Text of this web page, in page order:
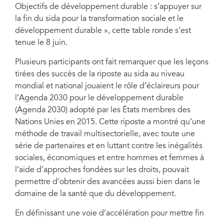
Objectifs de développement durable : s’appuyer sur
la fin du sida pour la transformation sociale et le
développement durable », cette table ronde s’est
tenue le 8 juin.
Plusieurs participants ont fait remarquer que les leçons
tirées des succès de la riposte au sida au niveau
mondial et national jouaient le rôle d’éclaireurs pour
l’Agenda 2030 pour le développement durable
(Agenda 2030) adopté par les États membres des
Nations Unies en 2015. Cette riposte a montré qu’une
méthode de travail multisectorielle, avec toute une
série de partenaires et en luttant contre les inégalités
sociales, économiques et entre hommes et femmes à
l’aide d’approches fondées sur les droits, pouvait
permettre d’obtenir des avancées aussi bien dans le
domaine de la santé que du développement.
En définissant une voie d’accélération pour mettre fin